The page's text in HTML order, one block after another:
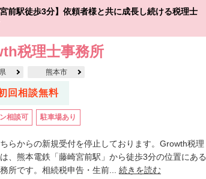
宮前駅徒歩3分】依頼者様と共に成長し続ける税理士
税理士事務所
熊本市
回相談無料
相談可 駐車場あり
らからの新規受付を停止しております。Growth税理
、熊本電鉄「藤崎宮前駅」から徒歩3分の位置にある
所です。相続税申告・生前... 続きを読む